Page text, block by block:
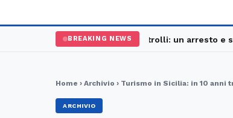
BREAKING NEWS
Palermo, maxi controlli: un arresto e
Home › Archivio › Turismo in Sicilia: in 10
ARCHIVIO